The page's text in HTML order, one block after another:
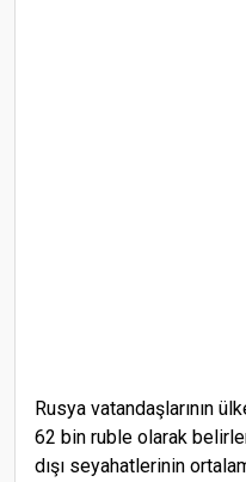
Rusya vatandaşlarının
62 bin ruble olarak
dışı seyahatlerinin